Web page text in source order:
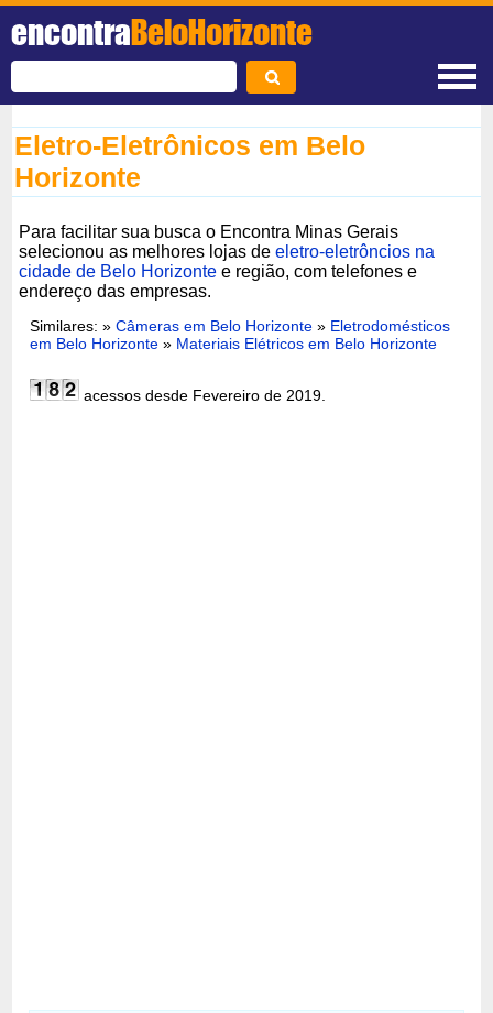
encontraBeloHorizonte
Eletro-Eletrônicos em Belo
Horizonte
Para facilitar sua busca o Encontra Minas Gerais
selecionou as melhores lojas deeletro-eletrôncios na
cidade de Belo Horizonte e região, com telefones e
endereço das empresas.
Similares: »Câmeras em Belo Horizonte » Eletrodomésticos
em Belo Horizonte » Materiais Elétricos em Belo Horizonte
acessos desde Fevereiro de 2019.